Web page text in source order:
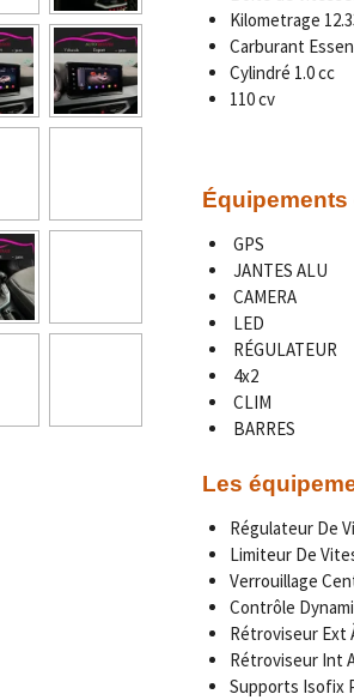
Kilometrage
Carburant
Cylindré 1.0 cc
110 cv
GPS
JANTES ALU
CAMERA
LED
RÉGULATEUR
4x2
CLIM
BARRES
Les
Régulateur De
Limiteur De
Verrouillage
Contrôle
Rétroviseur Ext
Rétroviseur Int
Supports Isofix